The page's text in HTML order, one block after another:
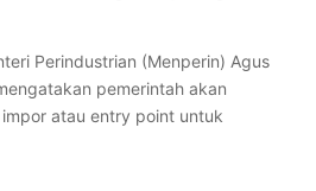
Perindustrian (Menperin) Agus
pemerintah akan
atau entry point untuk